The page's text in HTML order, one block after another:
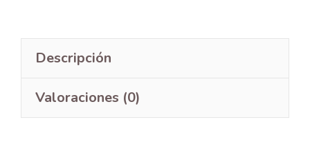
Descripción
Valoraciones (0)